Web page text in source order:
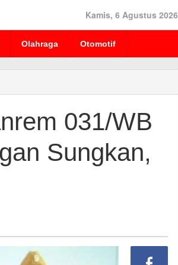
Kamis, 6 Agustus 2026
Olahraga Otomotif
031/WB
Sungkan,